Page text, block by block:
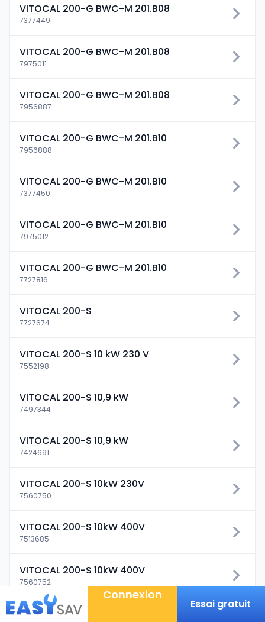
VITOCAL 200-G BWC-M 201.B08
7377449
VITOCAL 200-G BWC-M 201.B08
7975011
VITOCAL 200-G BWC-M 201.B08
7956887
VITOCAL 200-G BWC-M 201.B10
7956888
VITOCAL 200-G BWC-M 201.B10
7377450
VITOCAL 200-G BWC-M 201.B10
7975012
VITOCAL 200-G BWC-M 201.B10
7727816
VITOCAL 200-S
7727674
VITOCAL 200-S 10 kW 230 V
7552198
VITOCAL 200-S 10,9 kW
7497344
VITOCAL 200-S 10,9 kW
7424691
VITOCAL 200-S 10kW 230V
7560750
VITOCAL 200-S 10kW 400V
7513685
VITOCAL 200-S 10kW 400V
7560752
VITOCAL 200-S 13kW 230V
Connexion
Essai gratuit